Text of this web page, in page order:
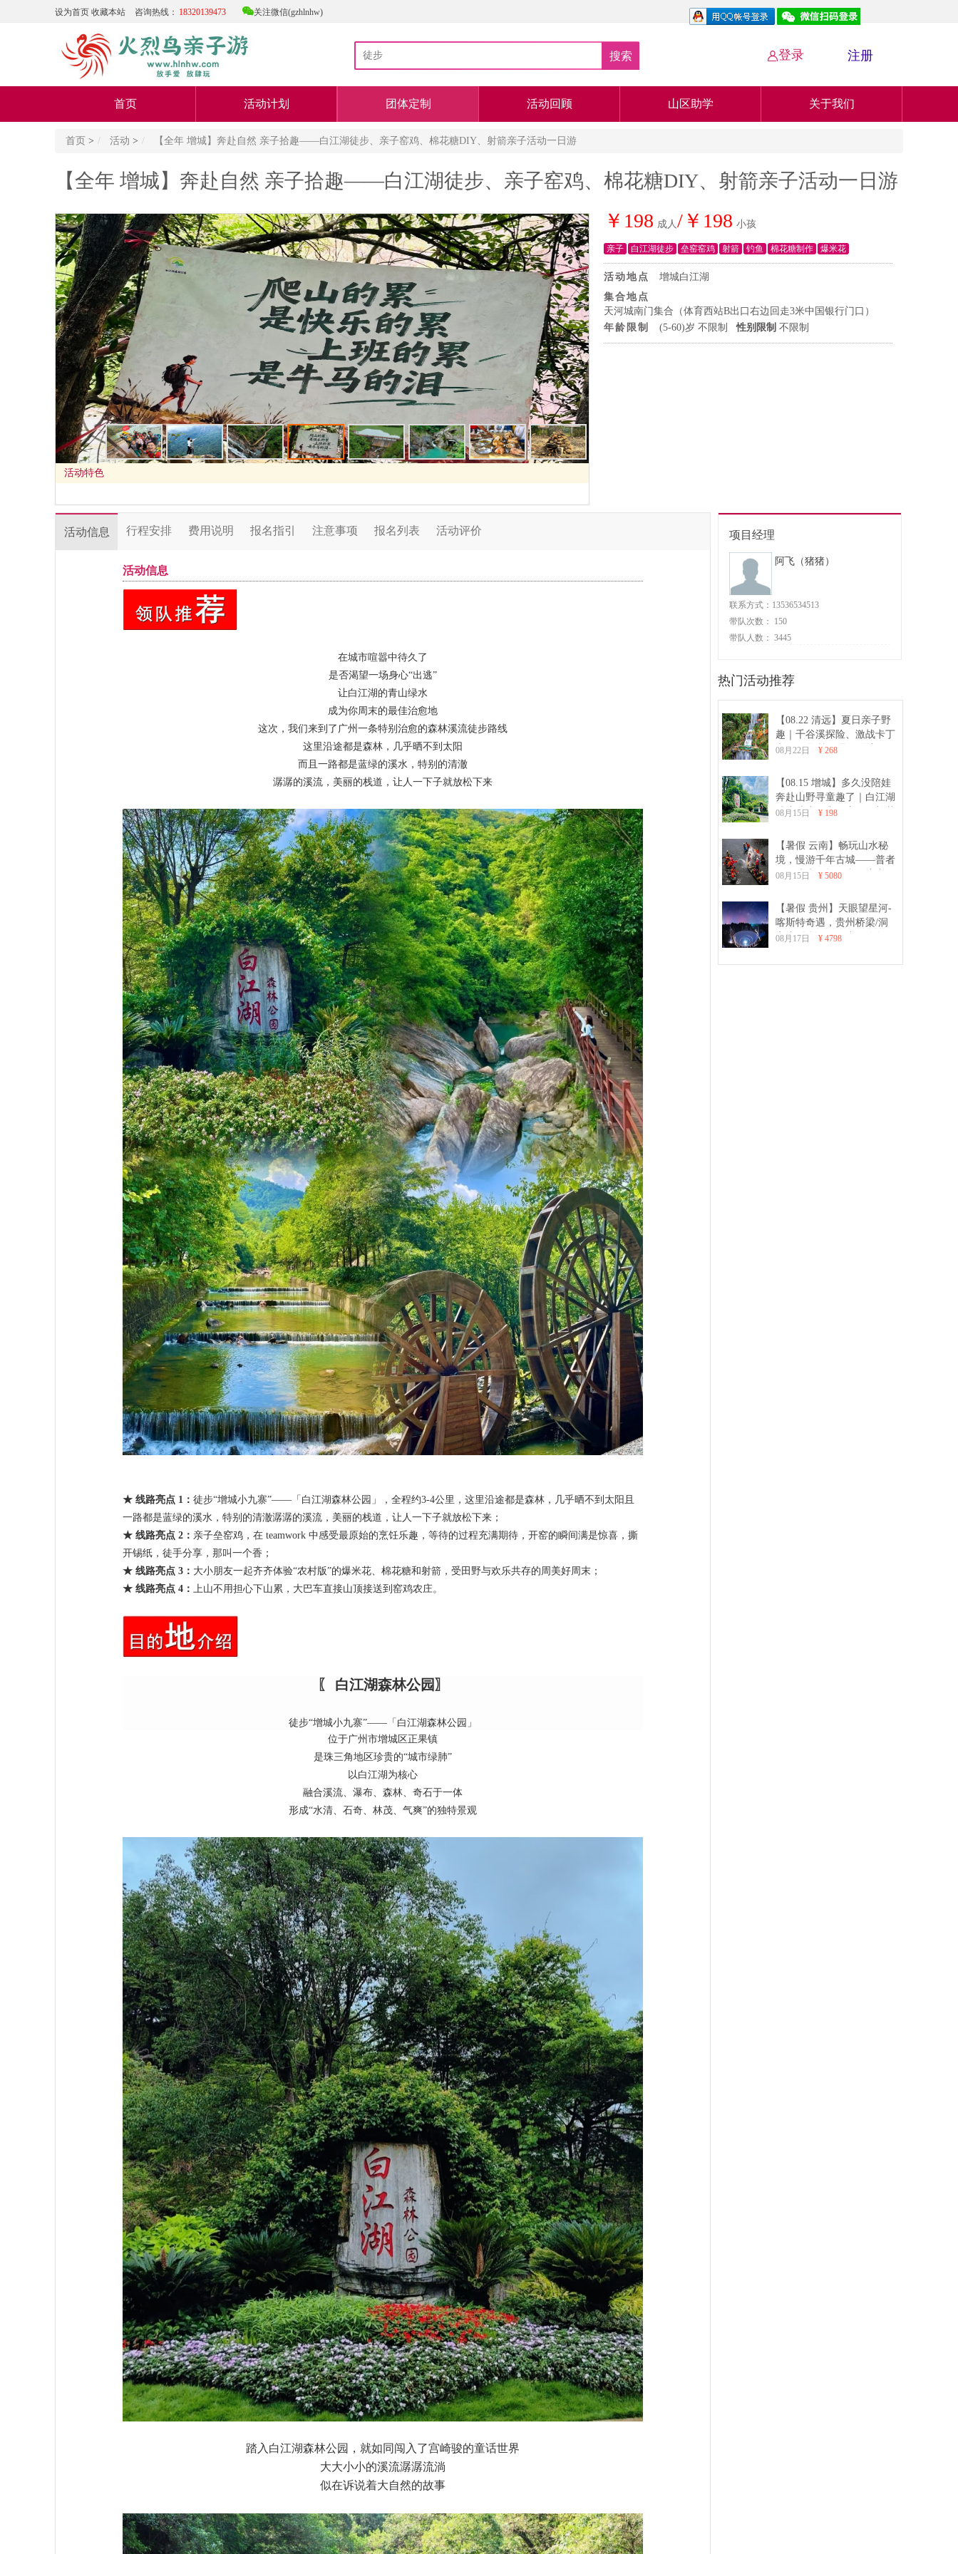
设为首页 收藏本站 咨询热线： 18320139473 关注微信(gzhlnhw)
搜索 登录 注册
首页 活动计划 团体定制 活动回顾 山区助学 关于我们
首页 > 活动 > 【全年 增城】奔赴自然 亲子拾趣——白江湖徒步、亲子窑鸡、棉花糖DIY、射箭亲子活动一日游
【全年 增城】奔赴自然 亲子拾趣——白江湖徒步、亲子窑鸡、棉花糖DIY、射箭亲子活动一日游
活动特色
￥198 成人/￥198 小孩
亲子 白江湖徒步 垒窑窑鸡 射箭 钓鱼 棉花糖制作 爆米花
活动地点
增城白江湖
集合地点
天河城南门集合（体育西站B出口右边回走3米中国银行门口）
年龄限制
(5-60)岁 不限制性别限制 不限制
活动信息 行程安排 费用说明 报名指引 注意事项 报名列表 活动评价
活动信息
在城市喧嚣中待久了
是否渴望一场身心“出逃”
让白江湖的青山绿水
成为你周末的最佳治愈地
这次，我们来到了广州一条特别治愈的森林溪流徒步路线
这里沿途都是森林，几乎晒不到太阳
而且一路都是蓝绿的溪水，特别的清澈
潺潺的溪流，美丽的栈道，让人一下子就放松下来
★ 线路亮点 1： 徒步“增城小九寨”——「白江湖森林公园」，全程约3-4公里，这里沿途都是森林，几乎晒不到太阳且
一路都是蓝绿的溪水，特别的清澈潺潺的溪流，美丽的栈道，让人一下子就放松下来；
★ 线路亮点 2： 亲子垒窑鸡，在 teamwork 中感受最原始的烹饪乐趣，等待的过程充满期待，开窑的瞬间满是惊喜，撕
开锡纸，徒手分享，那叫一个香；
★ 线路亮点 3： 大小朋友一起齐齐体验“农村版”的爆米花、棉花糖和射箭，受田野与欢乐共存的周美好周末；
★ 线路亮点 4：
上山不用担心下山累，大巴车直接山顶接送到窑鸡农庄。
〖 白江湖森林公园〗
徒步“增城小九寨”——「白江湖森林公园」
位于广州市增城区 正果镇
是珠三角地区珍贵的“城市绿肺”
以白江湖为核心
融合溪流、瀑布、森林、奇石于一体
形成“水清、石奇、林茂、气爽”的独特景观
踏入白江湖森林公园，就如同闯入了宫崎骏的童话世界
大大小小的溪流潺潺流淌
似在诉说着大自然的故事
项目经理
阿飞（猪猪）
联系方式：13536534513
带队次数： 150
带队人数： 3445
热门活动推荐
【08.22 清远】夏日亲子野
趣｜千谷溪探险、激战卡丁
车、CS野战、品河鲜亲子一
08月22日 ¥ 268
【08.15 增城】多久没陪娃
奔赴山野寻童趣了｜白江湖
清凉徒步、亲子窑鸡、棉花
游
08月15日 ¥ 198
【暑假 云南】畅玩山水秘
境，慢游千年古城——普者
黑、建水、抚仙湖深度亲子
08月15日 ¥ 5080
【暑假 贵州】天眼望星河-
喀斯特奇遇，贵州桥梁/洞
穴/加傍梯田 7日亲子自然深
08月17日 ¥ 4798